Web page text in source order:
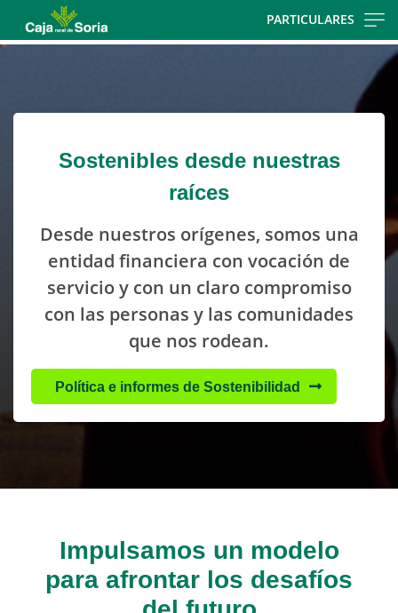
PARTICULARES
favor
Sostenibles desde nuestras
raíces
Desde nuestros orígenes, somos una
entidad financiera con vocación de
servicio y con un claro compromiso
con las personas y las comunidades
que nos rodean.
Política e informes de Sostenibilidad
Impulsamos un modelo
para afrontar los desafíos